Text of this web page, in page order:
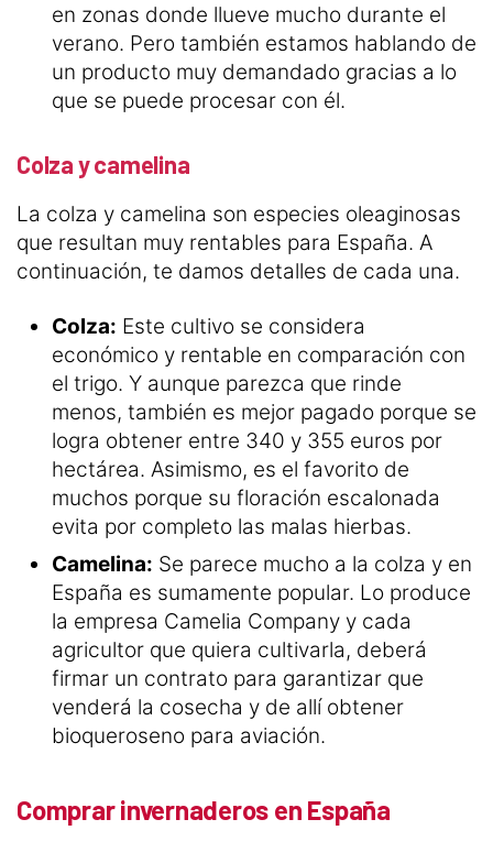
en zonas donde llueve mucho durante el
verano. Pero también estamos hablando de
un producto muy demandado gracias a lo
que se puede procesar con él.
Colza y camelina
La colza y camelina son especies oleaginosas
que resultan muy rentables para España. A
continuación, te damos detalles de cada una.
Colza: Este cultivo se considera
económico y rentable en comparación con
el trigo. Y aunque parezca que rinde
menos, también es mejor pagado porque se
logra obtener entre 340 y 355 euros por
hectárea. Asimismo, es el favorito de
muchos porque su floración escalonada
evita por completo las malas hierbas.
Camelina: Se parece mucho a la colza y en
España es sumamente popular. Lo produce
la empresa Camelia Company y cada
agricultor que quiera cultivarla, deberá
firmar un contrato para garantizar que
venderá la cosecha y de allí obtener
bioqueroseno para aviación.
Comprar invernaderos en España